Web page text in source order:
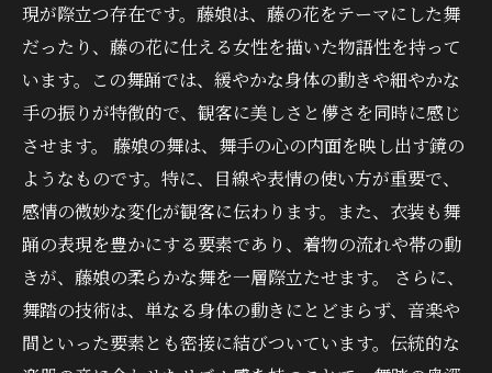
現が際立つ存在です。藤娘は、藤の花をテーマにした舞
だったり、藤の花に仕える女性を描いた物語性を持って
います。この舞踊では、緩やかな身体の動きや細やかな
手の振りが特徴的で、観客に美しさと儚さを同時に感じ
させます。 藤娘の舞は、舞手の心の内面を映し出す鏡の
ようなものです。特に、目線や表情の使い方が重要で、
感情の微妙な変化が観客に伝わります。また、衣装も舞
踊の表現を豊かにする要素であり、着物の流れや帯の動
きが、藤娘の柔らかな舞を一層際立たせます。 さらに、
舞踏の技術は、単なる身体の動きにとどまらず、音楽や
間といった要素とも密接に結びついています。伝統的な